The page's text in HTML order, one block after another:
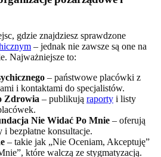
gdzie znajdziesz sprawdzone
– jednak nie zawsze są one na
Najważniejsze to:
– państwowe placówki z
i kontaktami do specjalistów.
Zdrowia – publikują raporty i listy
Nie Widać Po Mnie – oferują
i bezpłatne konsultacje.
– takie jak „Nie Oceniam, Akceptuję”
które walczą ze stygmatyzacją.